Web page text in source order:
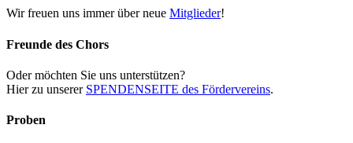
Wir freuen uns immer über neue Mitglieder!
Freunde des Chors
Oder möchten Sie uns unterstützen?
Hier zu unserer SPENDENSEITE des Fördervereins.
Proben